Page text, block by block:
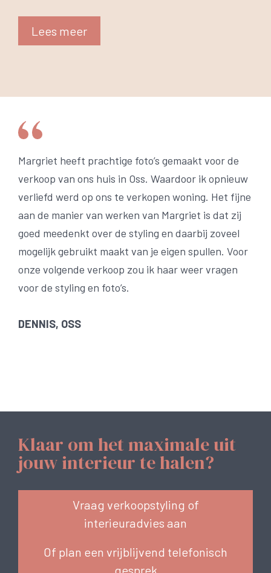
Lees meer
Margriet heeft prachtige foto’s gemaakt voor de
verkoop van ons huis in Oss. Waardoor ik opnieuw
verliefd werd op ons te verkopen woning. Het fijne
aan de manier van werken van Margriet is dat zij
goed meedenkt over de styling en daarbij zoveel
mogelijk gebruikt maakt van je eigen spullen. Voor
onze volgende verkoop zou ik haar weer vragen
voor de styling en foto’s.
DENNIS, OSS
Klaar om het maximale uit
jouw interieur te halen?
Vraag verkoopstyling of
interieuradvies aan
Of plan een vrijblijvend telefonisch
gesprek